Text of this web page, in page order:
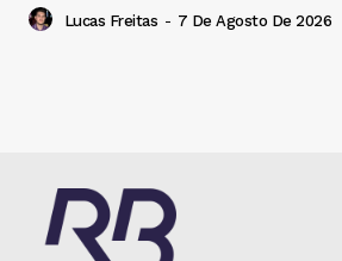
Lucas Freitas - 7 De Agosto De 2026